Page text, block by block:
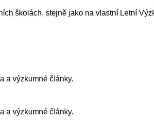
školách, stejně jako na vlastní Letní
a výzkumné články.
a výzkumné články.